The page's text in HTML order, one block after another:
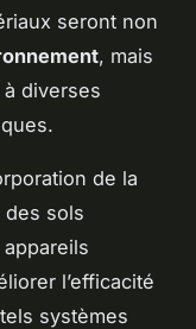
seront non
, mais
diverses
de la
des sols
appareils
l’efficacité
systèmes